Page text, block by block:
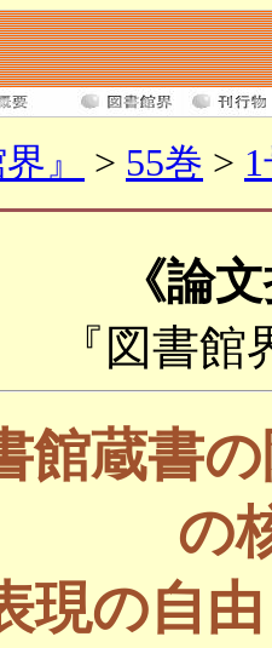
』 > 55巻 >
《論
『図書
館蔵書
の
現の自